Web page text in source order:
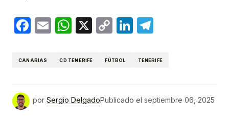
Facebook
EmailWhatsApp
X
CopyLinkedIn
CANARIAS CD TENERIFE FÚTBOL TENERIFE
por Sergio DelgadoPublicado el septiembre 06, 2025